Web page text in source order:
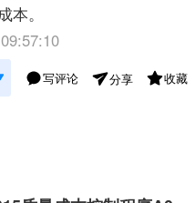
本。
写评论 分享 收藏